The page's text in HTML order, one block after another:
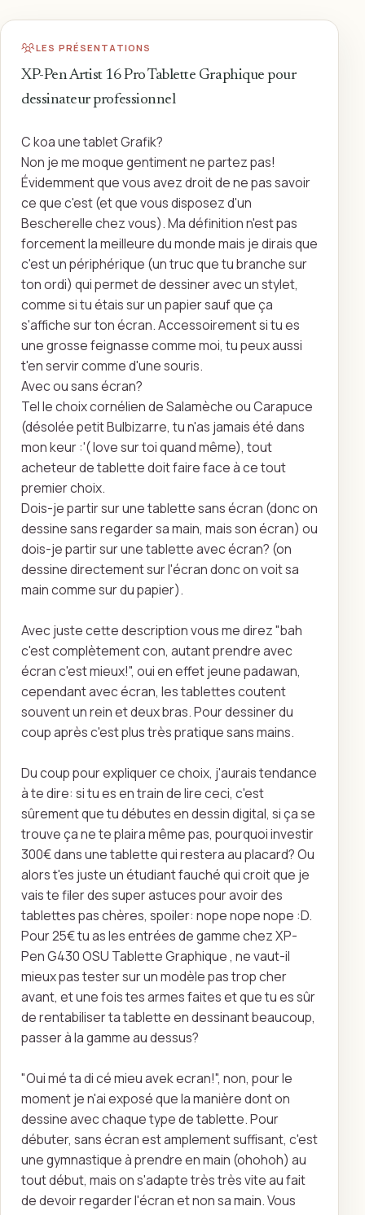
LES PRÉSENTATIONS
XP-Pen Artist 16 Pro Tablette Graphique pour
dessinateur professionnel
C koa une tablet Grafik?
Non je me moque gentiment ne partez pas!
Évidemment que vous avez droit de ne pas savoir
ce que c'est (et que vous disposez d'un
Bescherelle chez vous). Ma définition n'est pas
forcement la meilleure du monde mais je dirais que
c'est un périphérique (un truc que tu branche sur
ton ordi) qui permet de dessiner avec un stylet,
comme si tu étais sur un papier sauf que ça
s'affiche sur ton écran. Accessoirement si tu es
une grosse feignasse comme moi, tu peux aussi
t'en servir comme d'une souris.
Avec ou sans écran?​
Tel le choix cornélien de Salamèche ou Carapuce
(désolée petit Bulbizarre, tu n'as jamais été dans
mon keur :'( love sur toi quand même), tout
acheteur de tablette doit faire face à ce tout
premier choix.
Dois-je partir sur une tablette sans écran (donc on
dessine sans regarder sa main, mais son écran) ou
dois-je partir sur une tablette avec écran? (on
dessine directement sur l'écran donc on voit sa
main comme sur du papier).
Avec juste cette description vous me direz "bah
c'est complètement con, autant prendre avec
écran c'est mieux!", oui en effet jeune padawan,
cependant avec écran, les tablettes coutent
souvent un rein et deux bras. Pour dessiner du
coup après c'est plus très pratique sans mains.
Du coup pour expliquer ce choix, j'aurais tendance
à te dire: si tu es en train de lire ceci, c'est
sûrement que tu débutes en dessin digital, si ça se
trouve ça ne te plaira même pas, pourquoi investir
300€ dans une tablette qui restera au placard? Ou
alors t'es juste un étudiant fauché qui croit que je
vais te filer des super astuces pour avoir des
tablettes pas chères, spoiler: nope nope nope :D.
Pour 25€ tu as les entrées de gamme chez XP-
Pen G430 OSU Tablette Graphique , ne vaut-il
mieux pas tester sur un modèle pas trop cher
avant, et une fois tes armes faites et que tu es sûr
de rentabiliser ta tablette en dessinant beaucoup,
passer à la gamme au dessus?
"Oui mé ta di cé mieu avek ecran!", non, pour le
moment je n'ai exposé que la manière dont on
dessine avec chaque type de tablette. Pour
débuter, sans écran est amplement suffisant, c'est
une gymnastique à prendre en main (ohohoh) au
tout début, mais on s'adapte très très vite au fait
de devoir regarder l'écran et non sa main. Vous